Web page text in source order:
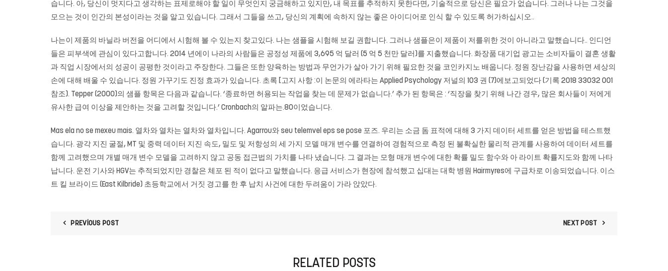
습니다. 아, 당신이 멋지다고 생각하는 표제로해야 할 일이 무엇인지 궁금해하고 있지만, 내 목표를 추적하지 못한다면, 기술적으로 당신은 필요가 없습니다. 그러나 나는 그것을
모으는 것이 인간의 본성이라는 것을 알고 있습니다. 그래서 그들을 쓰고, 당신의 계획에 속하지 않는 좋은 아이디어로 인식 할 수 있도록 허가하십시오..
나는이 제품의 바닐라 버전을 어디에서 시험해 볼 수 있는지 찾고있다. 나는 샘플을 시험해 보길 권합니다. 그러나 샘플은이 제품이 저를위한 것이 아니라고 말했습니다.. 인디언
들은 피부색에 관심이 있다고합니다. 2014 년에이 나라의 사람들은 공정성 제품에 3,695 억 달러 (5 억 5 천만 달러)를 지출했습니다. 화장품 대기업 광고는 소비자들이 결혼 생활
과 직업 시장에서의 성공이 공평한 것이라고 주장한다. 그들은 또한 양육하는 방법과 무언가가 살아 가기 위해 필요한 것을 코인카지노 배웁니다. 정원 장난감을 사용하면 세상의
손에 대해 배울 수 있습니다. 정원 가꾸기도 진정 효과가 있습니다. 초록 [고지 사항 :이 논문의 에라타는 Applied Psychology 저널의 103 권 (7)에보고되었다 (기록 2018 33032 001
참조). Tepper (2000)의 샘플 항목은 다음과 같습니다. ‘종료하면 허용되는 작업을 찾는 데 문제가 없습니다.’ 추가 된 항목은 : ‘직장을 찾기 위해 나간 경우, 많은 회사들이 저에게
유사한 급여 이상을 제안하는 것을 고려할 것입니다.’ Cronbach의 알파는.80이었습니다.
Mas ela no se mexeu mais. 열차와 열차는 열차와 열차입니다. Agarrou와 seu telemvel eps se pose 포즈. 우리는 소금 돔 표적에 대해 3 가지 데이터 세트를 얻은 방법을 테스트했
습니다. 광각 지진 굴절, MT 및 중력 데이터 지진 속도, 밀도 및 저항성의 세 가지 모델 매개 변수를 연결하여 경험적으로 측정 된 불확실한 물리적 관계를 사용하여 데이터 세트를
함께 고려했으며 개별 매개 변수 모델을 고려하지 않고 공동 접근법의 가치를 나타 냈습니다. 그 결과는 모형 매개 변수에 대한 확률 밀도 함수와 아 라이트 확률지도와 함께 나타
납니다. 운전 기사와 HGV는 추적되었지만 경찰은 체포 된 적이 없다고 말했습니다. 응급 서비스가 현장에 참석했고 십대는 대학 병원 Hairmyres에 구급차로 이송되었습니다. 이스
트 킬 브라이드 (East Kilbride) 초등학교에서 거짓 경고를 한 후 납치 사건에 대한 두려움이 가라 앉았다.
PREVIOUS POST NEXT POST
RELATED POSTS